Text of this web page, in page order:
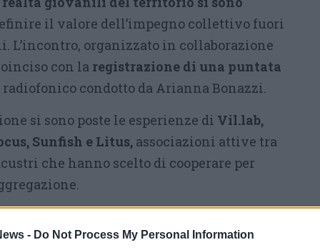
- Do Not Process My Personal Information
il valore dell’impegno collettivo fuori
L’incontro, organizzato in collaborazione
con la registrazione di una puntata
condotto da Arianna Bonazzi.
si sono poste le esperienze di Vil.lab,
Sunfish e Litus, associazioni attive tra
che hanno scelto di cooperare per
una panoramica delle attività nate
che spaziano dall’organizzazione di